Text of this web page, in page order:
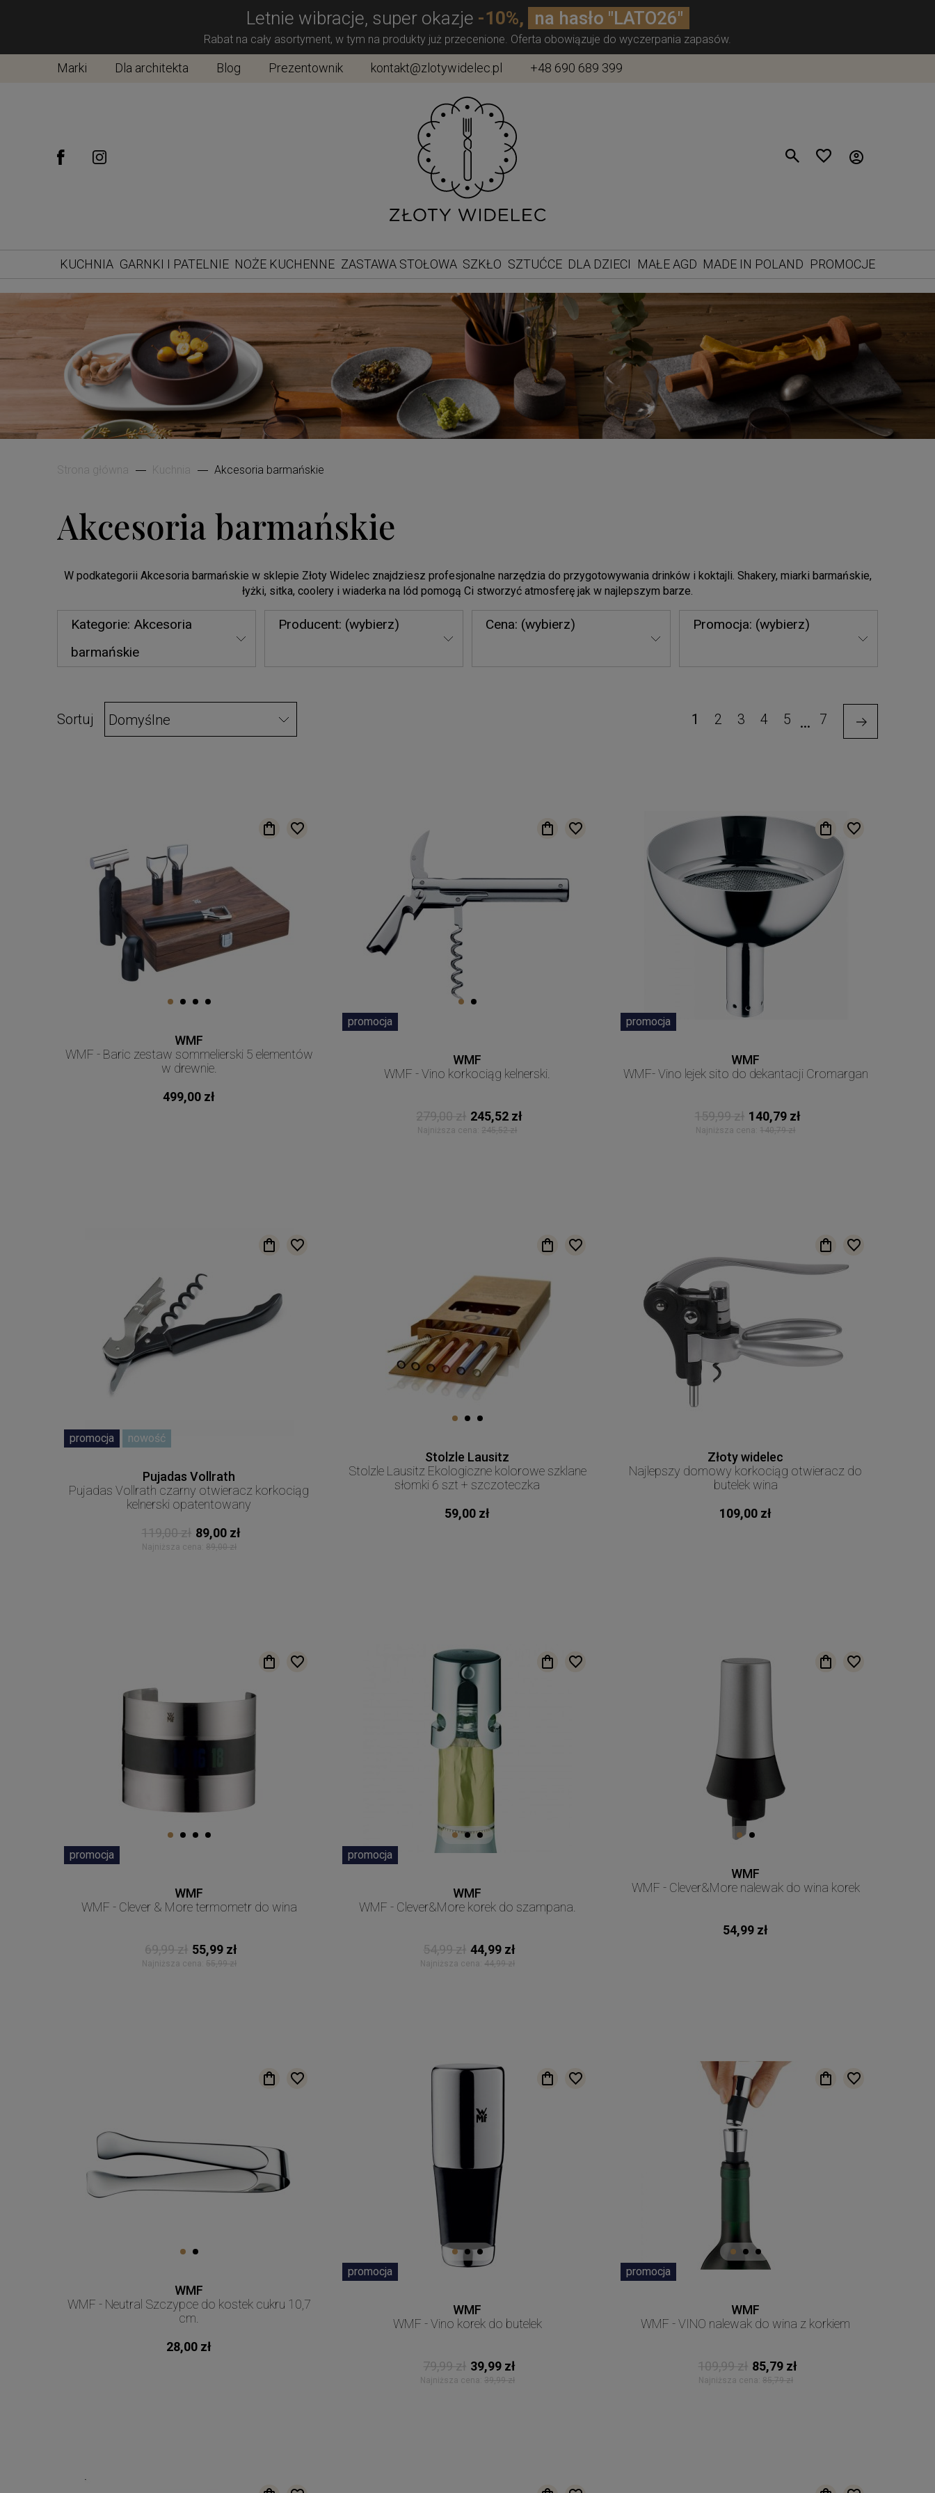
Letnie wibracje, super okazje -10%, na hasło "LATO26"
Rabat na cały asortyment, w tym na produkty już przecenione. Oferta obowiązuje do wyczerpania zapasów.
Marki Dla architekta Blog Prezentownik kontakt@zlotywidelec.pl +48 690 689 399
KUCHNIA GARNKI I PATELNIE NOŻE KUCHENNE ZASTAWA STOŁOWA SZKŁO SZTUĆCE DLA DZIECI MAŁE AGD MADE IN POLAND PROMOCJE
Strona główna Kuchnia Akcesoria barmańskie
Akcesoria barmańskie
W podkategorii Akcesoria barmańskie w sklepie Złoty Widelec znajdziesz profesjonalne narzędzia do przygotowywania drinków i koktajli. Shakery, miarki barmańskie,
łyżki, sitka, coolery i wiaderka na lód pomogą Ci stworzyć atmosferę jak w najlepszym barze.
Kategorie: Akcesoria
barmańskie
Producent: (wybierz) Cena: (wybierz) Promocja: (wybierz)
Sortuj 1 2 3 4 5 ... 7
WMF
WMF - Baric zestaw sommelierski 5 elementów
w drewnie.
499,00 zł
promocja
WMF
WMF - Vino korkociąg kelnerski.
279,00 zł 245,52 zł
Najniższa cena: 245,52 zł
promocja
WMF
WMF- Vino lejek sito do dekantacji Cromargan
159,99 zł 140,79 zł
Najniższa cena: 140,79 zł
promocja nowość
Pujadas Vollrath
Pujadas Vollrath czarny otwieracz korkociąg
kelnerski opatentowany
119,00 zł 89,00 zł
Najniższa cena: 89,00 zł
Stolzle Lausitz
Stolzle Lausitz Ekologiczne kolorowe szklane
słomki 6 szt + szczoteczka
59,00 zł
Złoty widelec
Najlepszy domowy korkociąg otwieracz do
butelek wina
109,00 zł
promocja
WMF
WMF - Clever & More termometr do wina
69,99 zł 55,99 zł
Najniższa cena: 55,99 zł
promocja
WMF
WMF - Clever&More korek do szampana.
54,99 zł 44,99 zł
Najniższa cena: 44,99 zł
WMF
WMF - Clever&More nalewak do wina korek
54,99 zł
WMF
WMF - Neutral Szczypce do kostek cukru 10,7
cm.
28,00 zł
promocja
WMF
WMF - Vino korek do butelek
79,99 zł 39,99 zł
Najniższa cena: 39,99 zł
promocja
WMF
WMF - VINO nalewak do wina z korkiem
109,99 zł 85,79 zł
Najniższa cena: 85,79 zł